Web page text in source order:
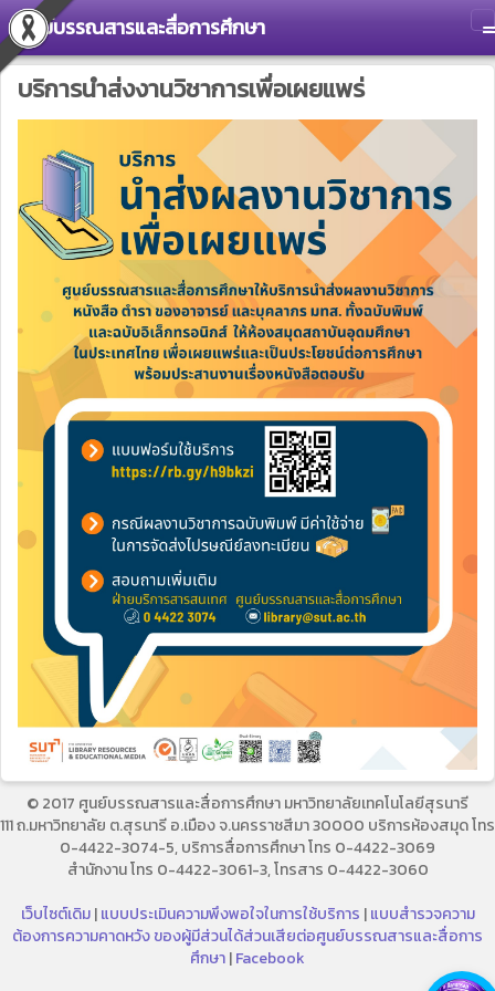
ศูนย์บรรณสารและสื่อการศึกษา
บริการนำส่งงานวิชาการเพื่อเผยแพร่
© 2017 ศูนย์บรรณสารและสื่อการศึกษา มหาวิทยาลัยเทคโนโลยีสุรนารี
111 ถ.มหาวิทยาลัย ต.สุรนารี อ.เมือง จ.นครราชสีมา 30000 บริการห้องสมุด โทร
0-4422-3074-5, บริการสื่อการศึกษา โทร 0-4422-3069
สำนักงาน โทร 0-4422-3061-3, โทรสาร 0-4422-3060
เว็บไซต์เดิม|แบบประเมินความพึงพอใจในการใช้บริการ |แบบสำรวจความ
ต้องการความคาดหวัง ของผู้มีส่วนได้ส่วนเสียต่อศูนย์บรรณสารและสื่อการ
ศึกษา|Facebook